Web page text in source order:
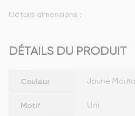
Détails dimensions :
DÉTAILS DU PRODUIT
Couleur Jaune
Motif Uni